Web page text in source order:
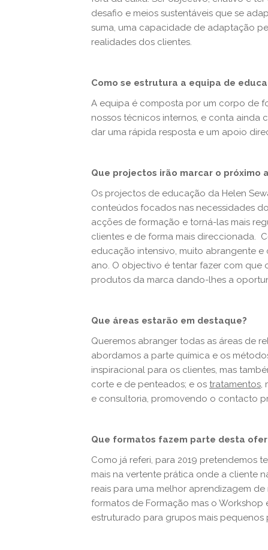
desafio e meios sustentáveis que se
suma, uma capacidade de adaptação
realidades dos clientes.
Como se estrutura a equipa de
A equipa é composta por um corpo de
nossos técnicos internos, e conta ainda
dar uma rápida resposta e um apoio
Que projectos irão marcar o próximo
Os projectos de educação da Helen
conteúdos focados nas necessidades
acções de formação e torná-las mais
clientes e de forma mais direccionada.
educação intensivo, muito abrangente
ano. O objectivo é tentar fazer com
produtos da marca dando-lhes a
Que áreas estarão em destaque?
Queremos abranger todas as áreas de
abordamos a parte química e os
inspiracional para os clientes, mas
corte e de penteados; e os tratamentos,
e consultoria, promovendo o contacto
Que formatos fazem parte desta
Como já referi, para 2019 pretendemos
mais na vertente prática onde a cliente
reais para uma melhor aprendizagem
formatos de Formação mas o
estruturado para grupos mais